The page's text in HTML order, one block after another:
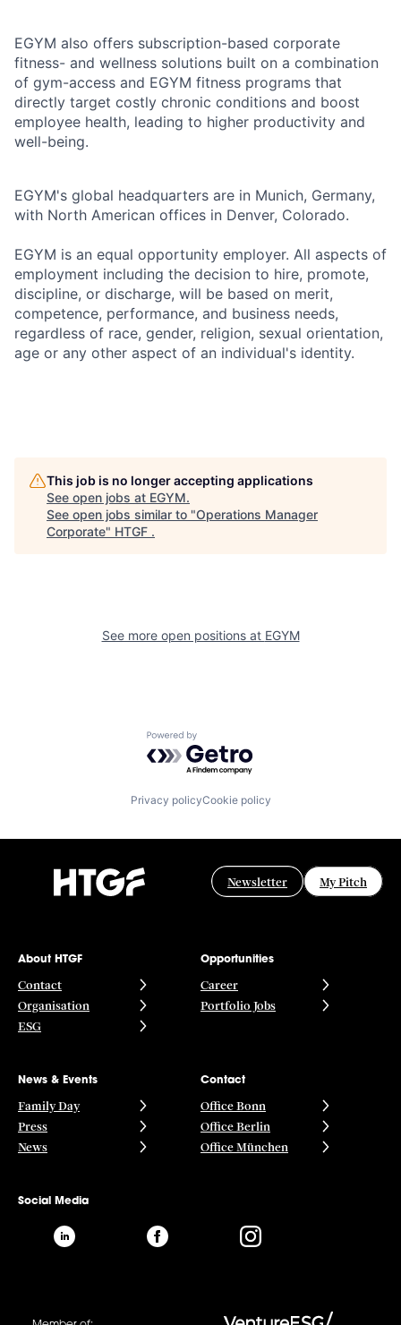
EGYM also offers subscription-based corporate
fitness- and wellness solutions built on a combination
of gym-access and EGYM fitness programs that
directly target costly chronic conditions and boost
employee health, leading to higher productivity and
well-being.
EGYM's global headquarters are in Munich, Germany,
with North American offices in Denver, Colorado.
EGYM is an equal opportunity employer. All aspects of
employment including the decision to hire, promote,
discipline, or discharge, will be based on merit,
competence, performance, and business needs,
regardless of race, gender, religion, sexual orientation,
age or any other aspect of an individual's identity.
This job is no longer accepting applications
See open jobs at EGYM.
See open jobs similar to "Operations Manager
Corporate" HTGF .
See more open positions at EGYM
Powered by Getro.com
Privacy policyCookie policy
Newsletter My Pitch
About HTGF
Contact
Organisation
ESG
Opportunities
Career
Portfolio Jobs
News & Events
Family Day
Press
News
Contact
Office Bonn
Office Berlin
Office München
Social Media